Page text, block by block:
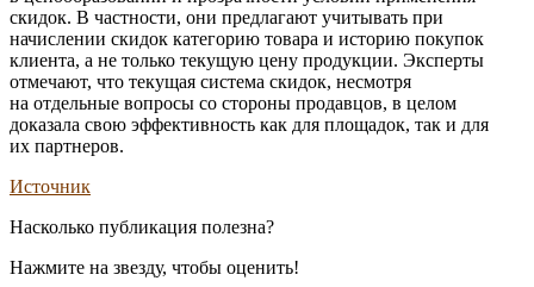
скидок. В частности, они предлагают учитывать при
начислении скидок категорию товара и историю покупок
клиента, а не только текущую цену продукции. Эксперты
отмечают, что текущая система скидок, несмотря
на отдельные вопросы со стороны продавцов, в целом
доказала свою эффективность как для площадок, так и для
их партнеров.
Источник
Насколько публикация полезна?
Нажмите на звезду, чтобы оценить!